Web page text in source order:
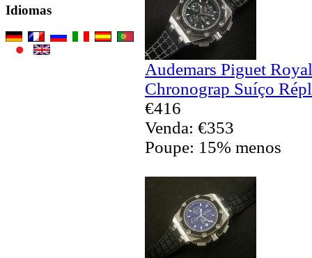
Idiomas
Audemars Piguet
Chronograp Suíço
€416
Venda: €353
Poupe: 15% menos